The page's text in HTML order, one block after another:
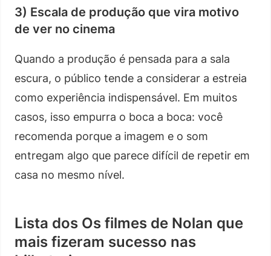
3) Escala de produção que vira motivo
de ver no cinema
Quando a produção é pensada para a sala
escura, o público tende a considerar a estreia
como experiência indispensável. Em muitos
casos, isso empurra o boca a boca: você
recomenda porque a imagem e o som
entregam algo que parece difícil de repetir em
casa no mesmo nível.
Lista dos Os filmes de Nolan que
mais fizeram sucesso nas